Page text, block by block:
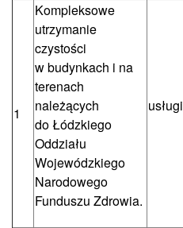
1
Kompleksowe
utrzymanie
czystości
w budynkach i na
terenach
należących
do Łódzkiego
Oddziału
Wojewódzkiego
Narodowego
Funduszu Zdrowia.
usługi